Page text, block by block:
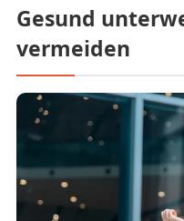
Gesund
vermeiden